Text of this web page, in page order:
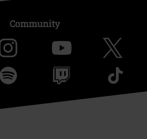
Community